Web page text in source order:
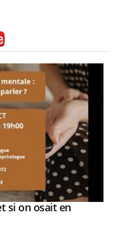
si on osait en